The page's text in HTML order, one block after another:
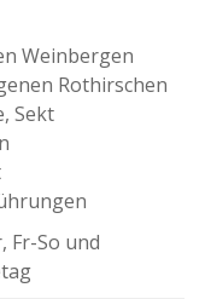
Weinbergen
Rothirschen
Sekt
Fr-So und